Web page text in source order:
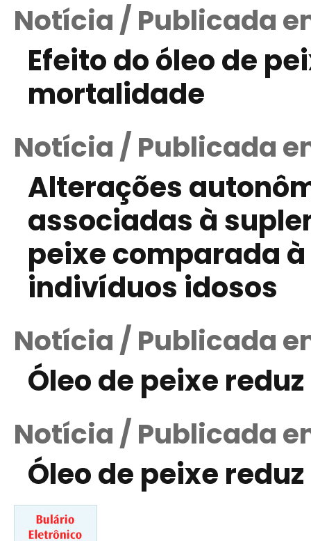
Notícia / Publicada
Efeito do óleo de
mortalidade
Notícia / Publicada
Alterações
associadas à
peixe comparada
indivíduos idosos
Notícia / Publicada
Óleo de peixe
Notícia / Publicada
Óleo de peixe